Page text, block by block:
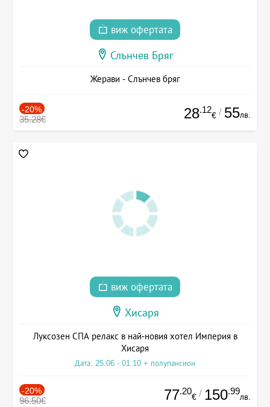
виж офертата
Слънчев Бряг
Жерави - Слънчев бряг
-20%
35.28€ 28.12
€ / 55лв.
виж офертата
Хисаря
Луксозен СПА релакс в най-новия хотел Империя в
Хисаря
Дата: 25.06 - 01.10 + полупансион
-20%
96.50€ 77.20
€ / 150.99
лв.